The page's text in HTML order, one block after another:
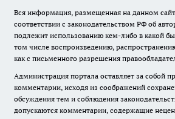
Вся информация, размещенная на данном
соответствии с законодательством РФ об
подлежит использованию кем-либо в какой
том числе воспроизведению,
как с письменного разрешения
Администрация портала оставляет за собой
комментарии, исходя из соображений
обсуждения тем и соблюдения
допускаются комментарии, содержащие